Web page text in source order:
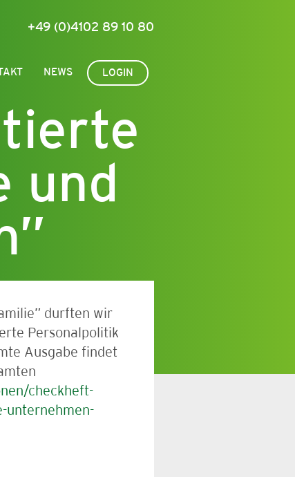
+49 (0)4102 89 10 80
NEWS LOGIN
und
durften wir
Personalpolitik
Ausgabe findet
checkheft-
unternehmen-